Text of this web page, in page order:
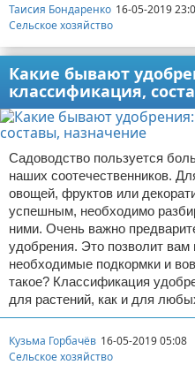
Таисия Бондаренко 16-05-2019
Сельское хозяйство
Какие бывают
классификация,
Садоводство пользуется
наших соотечественников.
овощей, фруктов или
успешным, необходимо
ними. Очень важно
удобрения. Это позволит вам
необходимые подкормки и
такое? Классификация
для растений, как и для
Кузьма Горбачёв 16-05-2019 05:08
Сельское хозяйство